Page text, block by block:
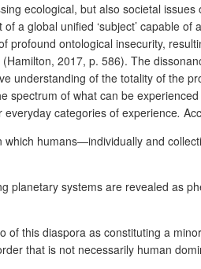
ecological, but also societal
global unified ‘subject’ capable
ontological insecurity,
2017, p. 586). The
understanding of the totality of the
of what can be
categories of experience.
humans—individually and
systems are revealed as
this diaspora as constituting a
that is not necessarily human